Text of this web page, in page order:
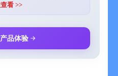
。
办事项。
或在列表间切换。
办事项插入列表任何位置。
发至 Things，变成待办事项。
看 >>
品体验